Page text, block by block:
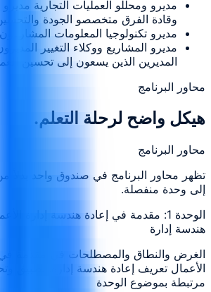
مديرو ومحللو العمليات التجارية
وقادة الفرق متخصصو الجودة
مديرو تكنولوجيا المعلومات
مديرو المشاريع ووكلاء التغيير
المديرين الذين يسعون إلى تحسين
محاور البرنامج
هيكل واضح لرحلة التعلم.
محاور البرنامج
تظهر محاور البرنامج في صندوق واحد
إلى وحدة منفصلة.
الوحدة 1: مقدمة في إعادة هندسة إدارة
هندسة إدارة
الغرض والنطاق والمصطلحات في مقدمة في
الأعمال تعريف إعادة هندسة إدارة: تطبيق
مرتبطة بموضوع الوحدة